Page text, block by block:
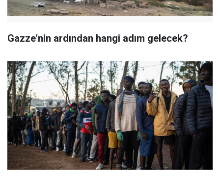
Gazze'nin ardından hangi adım gelecek?